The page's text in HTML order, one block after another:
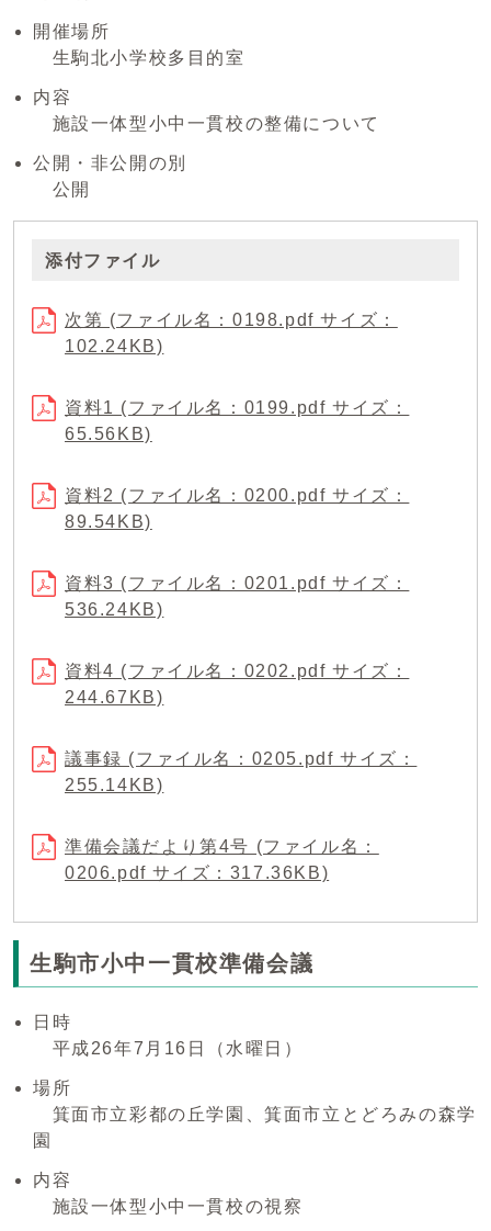
開催場所
生駒北小学校多目的室
内容
施設一体型小中一貫校の整備について
公開・非公開の別
公開
添付ファイル
次第 (ファイル名：0198.pdf サイズ：
102.24KB)
資料1 (ファイル名：0199.pdf サイズ：
65.56KB)
資料2 (ファイル名：0200.pdf サイズ：
89.54KB)
資料3 (ファイル名：0201.pdf サイズ：
536.24KB)
資料4 (ファイル名：0202.pdf サイズ：
244.67KB)
議事録 (ファイル名：0205.pdf サイズ：
255.14KB)
準備会議だより第4号 (ファイル名：
0206.pdf サイズ：317.36KB)
生駒市小中一貫校準備会議
日時
平成26年7月16日（水曜日）
場所
箕面市立彩都の丘学園、箕面市立とどろみの森学
園
内容
施設一体型小中一貫校の視察